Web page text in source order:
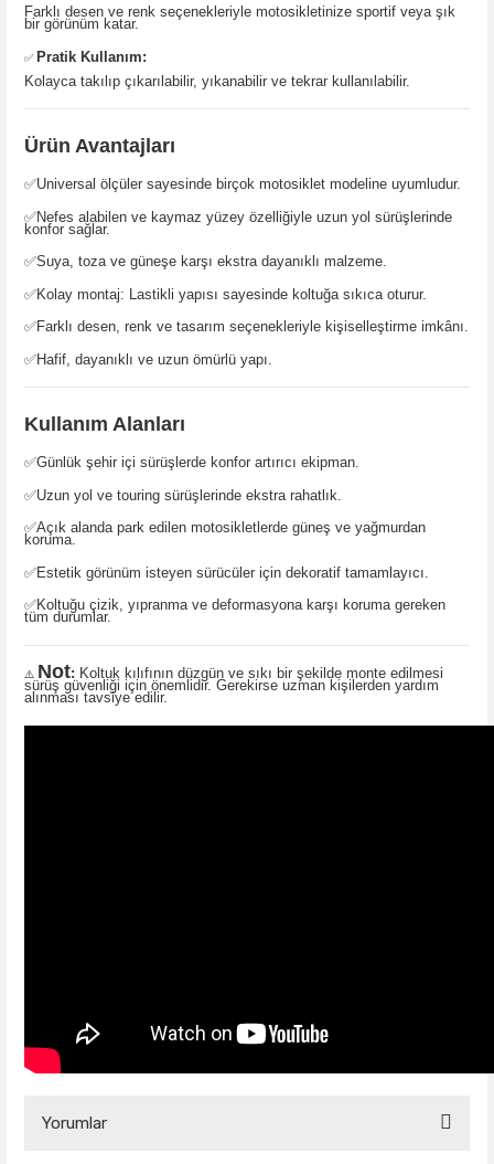
Farklı desen ve renk seçenekleriyle motosikletinize sportif veya şık
bir görünüm katar.
✅ Pratik Kullanım:
Kolayca takılıp çıkarılabilir, yıkanabilir ve tekrar kullanılabilir.
Ürün Avantajları
✅Universal ölçüler sayesinde birçok motosiklet modeline uyumludur.
✅Nefes alabilen ve kaymaz yüzey özelliğiyle uzun yol sürüşlerinde
konfor sağlar.
✅Suya, toza ve güneşe karşı ekstra dayanıklı malzeme.
✅Kolay montaj: Lastikli yapısı sayesinde koltuğa sıkıca oturur.
✅Farklı desen, renk ve tasarım seçenekleriyle kişiselleştirme imkânı.
✅Hafif, dayanıklı ve uzun ömürlü yapı.
Kullanım Alanları
✅Günlük şehir içi sürüşlerde konfor artırıcı ekipman.
✅Uzun yol ve touring sürüşlerinde ekstra rahatlık.
✅Açık alanda park edilen motosikletlerde güneş ve yağmurdan
koruma.
✅Estetik görünüm isteyen sürücüler için dekoratif tamamlayıcı.
✅Koltuğu çizik, yıpranma ve deformasyona karşı koruma gereken
tüm durumlar.
⚠️ Not: Koltuk kılıfının düzgün ve sıkı bir şekilde monte edilmesi
sürüş güvenliği için önemlidir. Gerekirse uzman kişilerden yardım
alınması tavsiye edilir.
Yorumlar